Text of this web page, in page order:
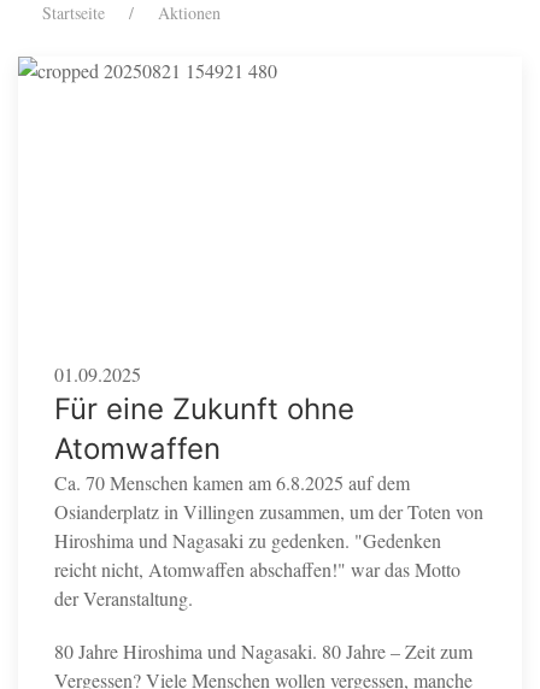
Startseite Aktionen
01.09.2025
Für eine Zukunft ohne
Atomwaffen
Ca. 70 Menschen kamen am 6.8.2025 auf dem
Osianderplatz in Villingen zusammen, um der Toten von
Hiroshima und Nagasaki zu gedenken. "Gedenken
reicht nicht, Atomwaffen abschaffen!" war das Motto
der Veranstaltung.
80 Jahre Hiroshima und Nagasaki. 80 Jahre – Zeit zum
Vergessen? Viele Menschen wollen vergessen, manche